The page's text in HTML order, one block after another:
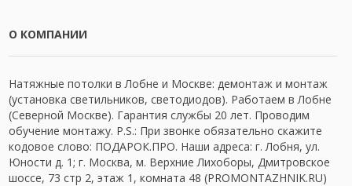
О КОМПАНИИ
Натяжные потолки в Лобне и Москве: демонтаж и монтаж
(установка светильников, светодиодов). Работаем в Лобне
(Северной Москве). Гарантия службы 20 лет. Проводим
обучение монтажу. P.S.: При звонке обязательно скажите
кодовое слово: ПОДАРОК.ПРО. Наши адреса: г. Лобня, ул.
Юности д. 1; г. Москва, м. Верхние Лихоборы, Дмитровское
шоссе, 73 стр 2, этаж 1, комната 48 (PROMONTAZHNIK.RU)